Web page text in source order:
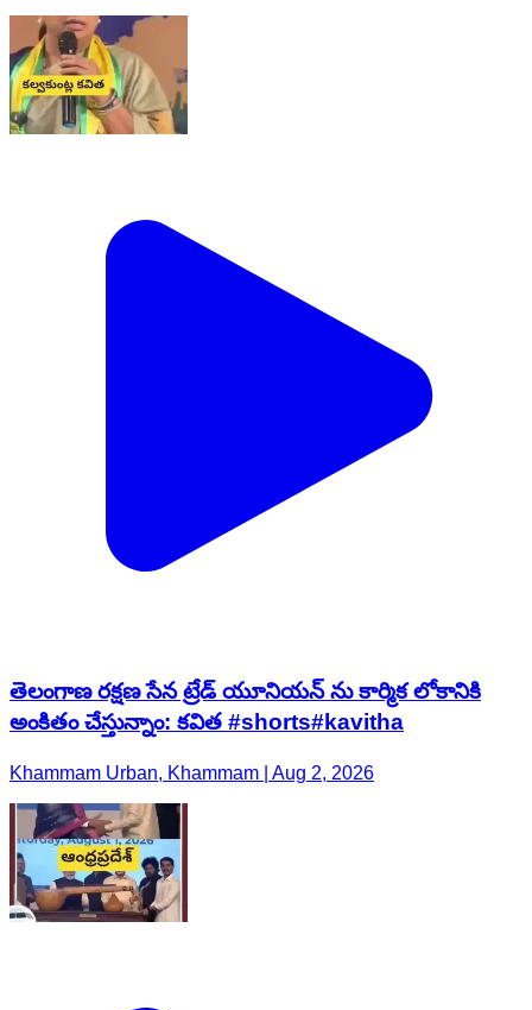
తెలంగాణ రక్షణ సేన ట్రేడ్ యూనియన్ ను కార్మిక లోకానికి
అంకితం చేస్తున్నాం: కవిత #shorts#kavitha
Khammam Urban, Khammam | Aug 2, 2026